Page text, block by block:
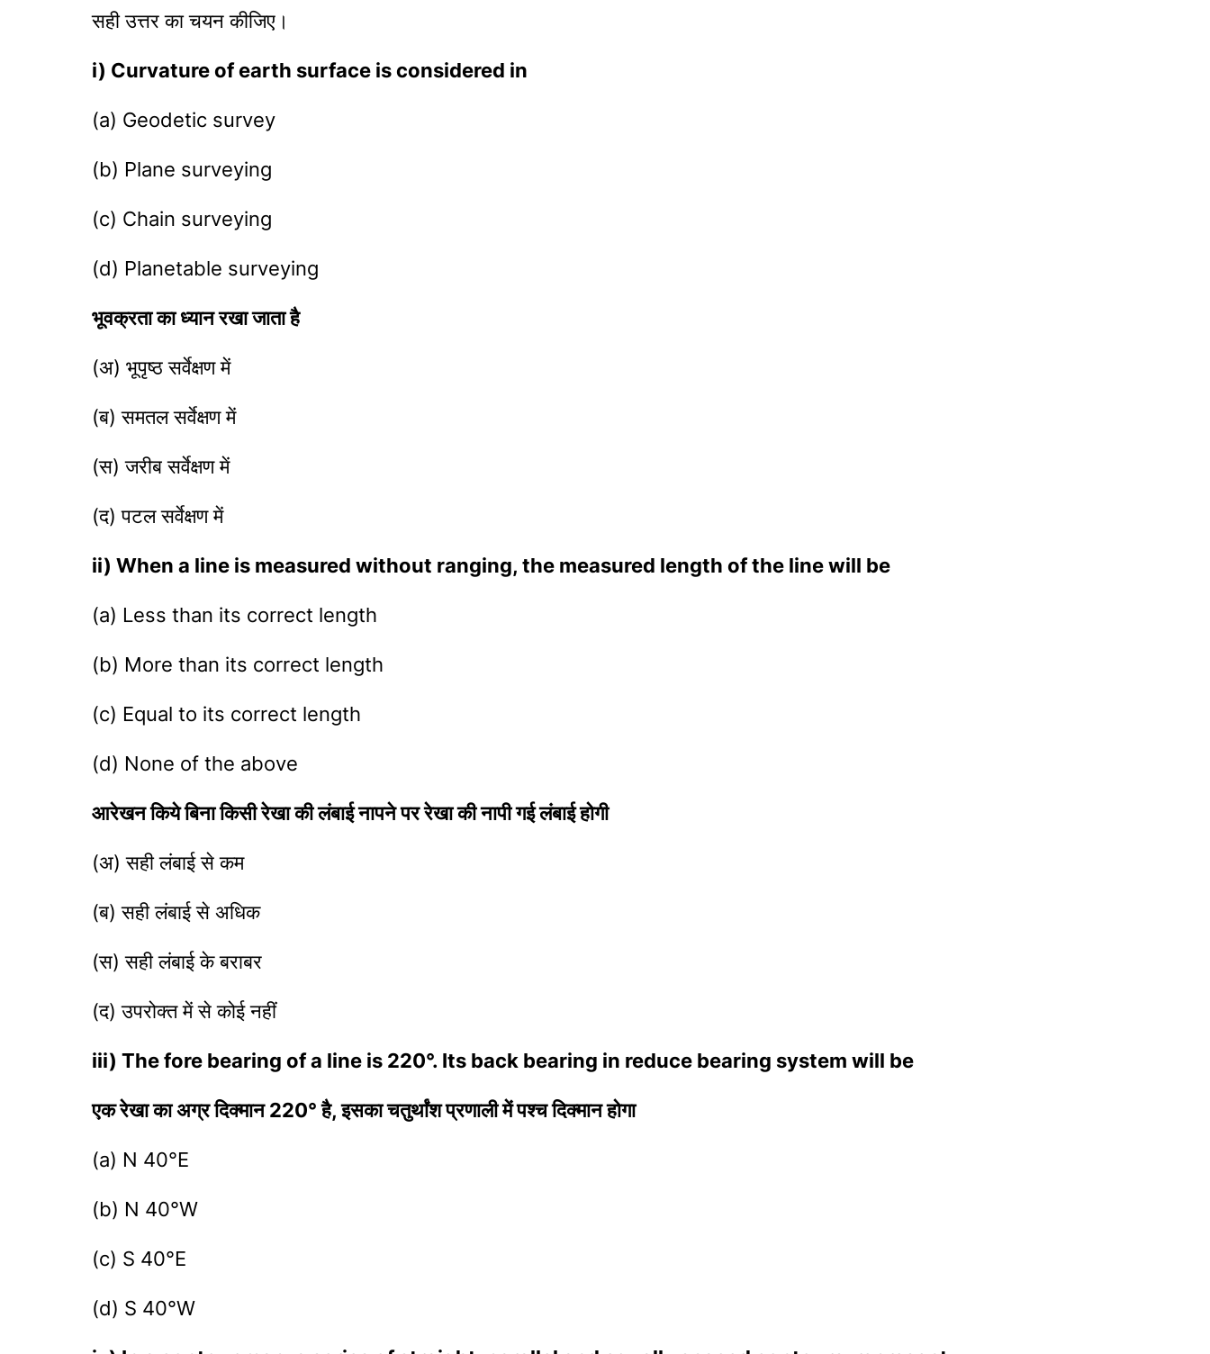
सही उत्तर का चयन कीजिए।
i) Curvature of earth surface is considered in
(a) Geodetic survey
(b) Plane surveying
(c) Chain surveying
(d) Planetable surveying
भूवक्रता का ध्यान रखा जाता है
(अ) भूपृष्ठ सर्वेक्षण में
(ब) समतल सर्वेक्षण में
(स) जरीब सर्वेक्षण में
(द) पटल सर्वेक्षण में
ii) When a line is measured without ranging, the measured length of the line will be
(a) Less than its correct length
(b) More than its correct length
(c) Equal to its correct length
(d) None of the above
आरेखन किये बिना किसी रेखा की लंबाई नापने पर रेखा की नापी गई लंबाई होगी
(अ) सही लंबाई से कम
(ब) सही लंबाई से अधिक
(स) सही लंबाई के बराबर
(द) उपरोक्त में से कोई नहीं
iii) The fore bearing of a line is 220°. Its back bearing in reduce bearing system will be
एक रेखा का अग्र दिक्मान 220° है, इसका चतुर्थांश प्रणाली में पश्च दिक्मान होगा
(a) N 40°E
(b) N 40°W
(c) S 40°E
(d) S 40°W